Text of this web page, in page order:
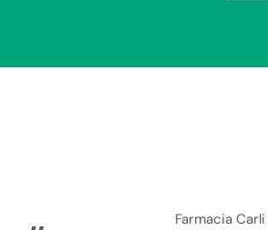
Farmacia Carli